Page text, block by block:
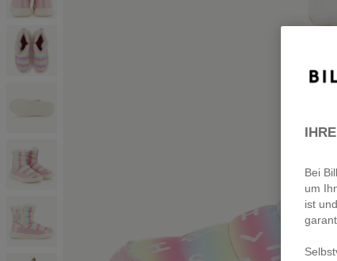
Bei
um
ist